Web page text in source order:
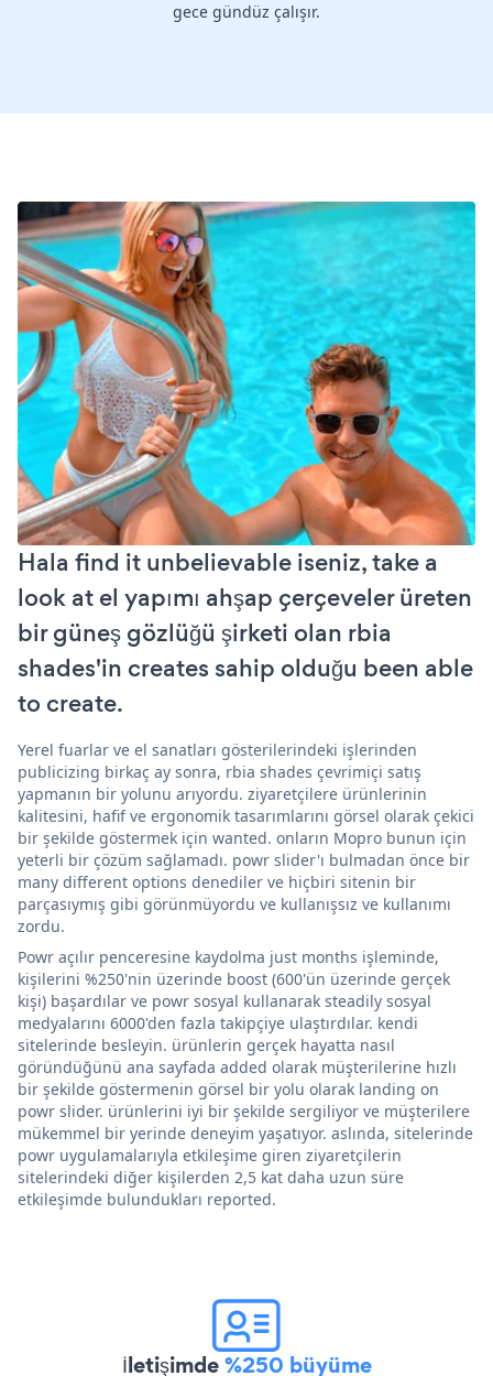
gece gündüz çalışır.
Hala find it unbelievable iseniz, take a
look at el yapımı ahşap çerçeveler üreten
bir güneş gözlüğü şirketi olan rbia
shades'in creates sahip olduğu been able
to create.
Yerel fuarlar ve el sanatları gösterilerindeki işlerinden
publicizing birkaç ay sonra, rbia shades çevrimiçi satış
yapmanın bir yolunu arıyordu. ziyaretçilere ürünlerinin
kalitesini, hafif ve ergonomik tasarımlarını görsel olarak çekici
bir şekilde göstermek için wanted. onların Mopro bunun için
yeterli bir çözüm sağlamadı. powr slider'ı bulmadan önce bir
many different options denediler ve hiçbiri sitenin bir
parçasıymış gibi görünmüyordu ve kullanışsız ve kullanımı
zordu.
Powr açılır penceresine kaydolma just months işleminde,
kişilerini %250'nin üzerinde boost (600'ün üzerinde gerçek
kişi) başardılar ve powr sosyal kullanarak steadily sosyal
medyalarını 6000'den fazla takipçiye ulaştırdılar. kendi
sitelerinde besleyin. ürünlerin gerçek hayatta nasıl
göründüğünü ana sayfada added olarak müşterilerine hızlı
bir şekilde göstermenin görsel bir yolu olarak landing on
powr slider. ürünlerini iyi bir şekilde sergiliyor ve müşterilere
mükemmel bir yerinde deneyim yaşatıyor. aslında, sitelerinde
powr uygulamalarıyla etkileşime giren ziyaretçilerin
sitelerindeki diğer kişilerden 2,5 kat daha uzun süre
etkileşimde bulundukları reported.
İletişimde%250 büyüme